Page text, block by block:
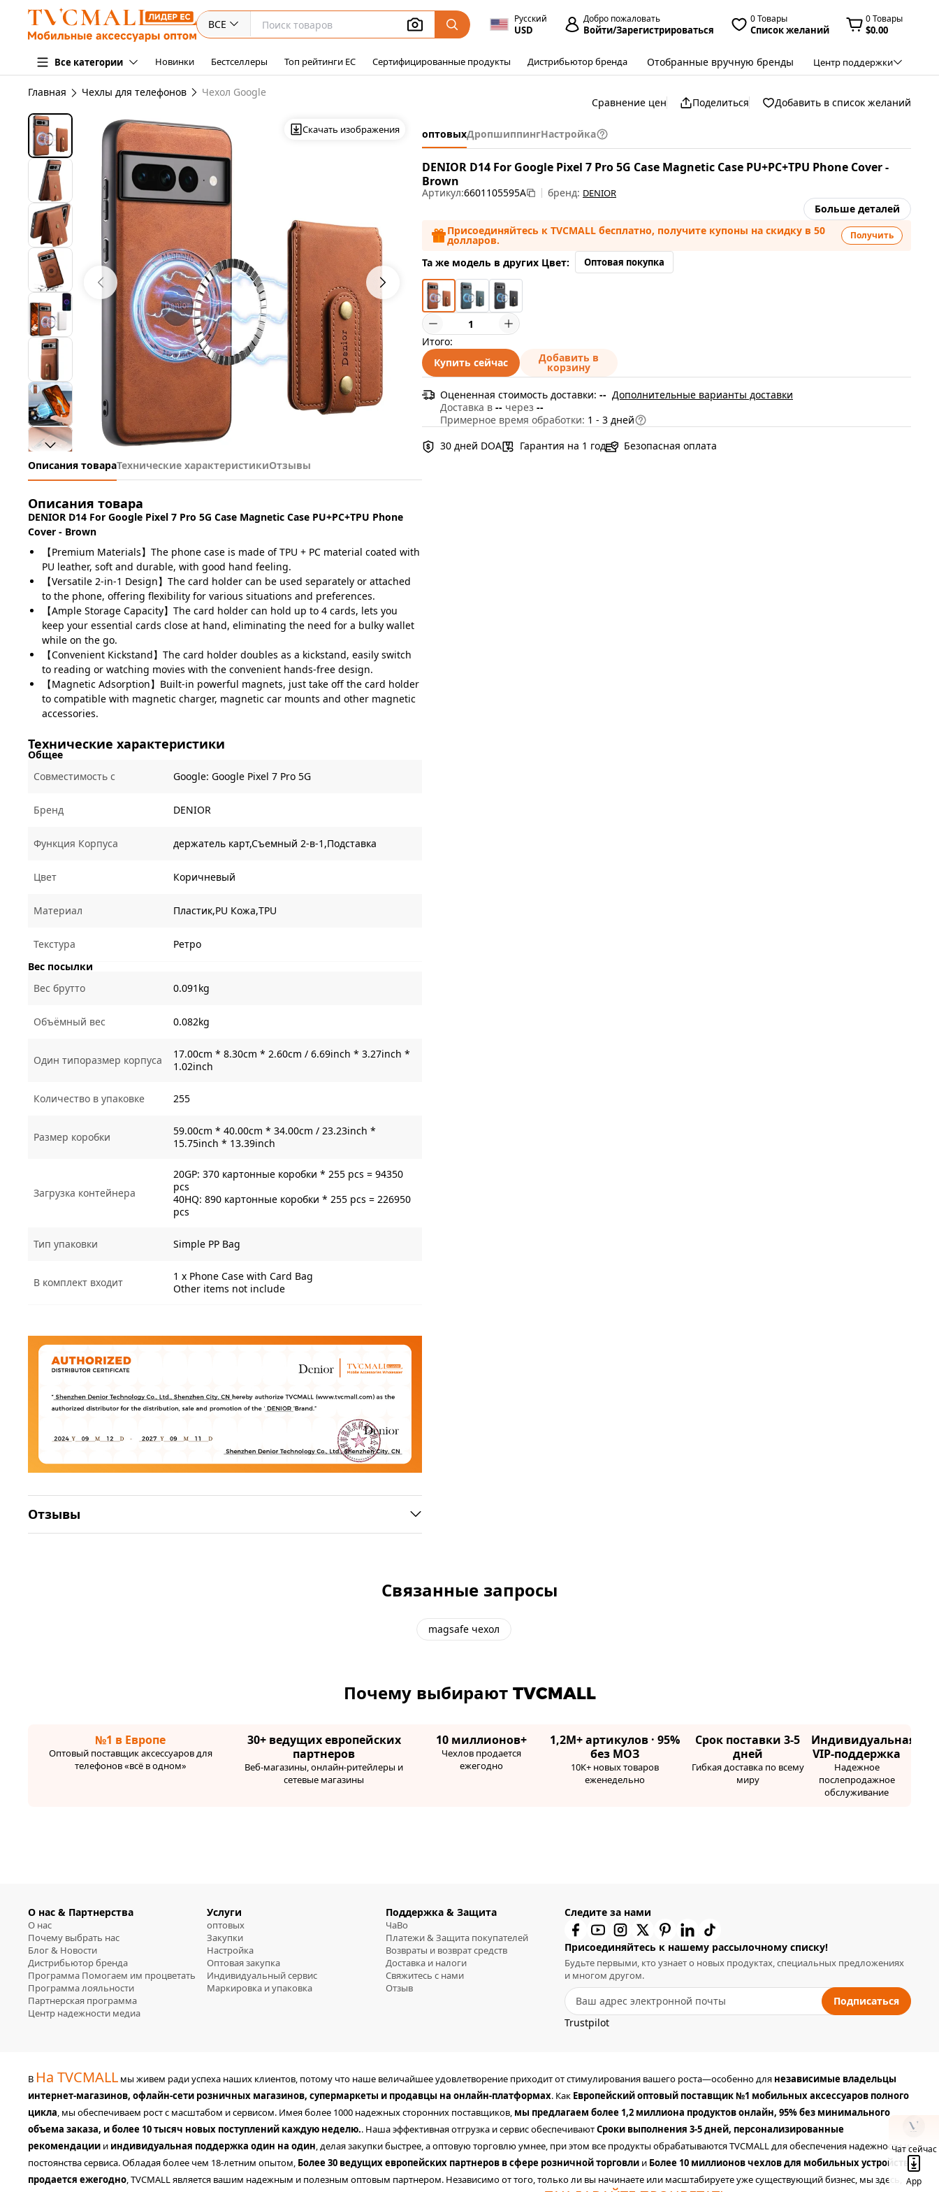
ВСЕ Русский
USD
Добро пожаловать
Войти/Зарегистрироваться
0 Товары
Список желаний
0 Товары
$0.00
Все категории Новинки Бестселлеры Топ рейтинги ЕС Сертифицированные продукты Дистрибьютор бренда Отобранные вручную бренды Центр поддержки
Главная Чехлы для телефонов Чехол Google
Скачать изображения
Описания товараТехнические характеристикиОтзывы
Описания товара
DENIOR D14 For Google Pixel 7 Pro 5G Case Magnetic Case PU+PC+TPU Phone
Cover - Brown
【Premium Materials】The phone case is made of TPU + PC material coated with
PU leather, soft and durable, with good hand feeling.
【Versatile 2-in-1 Design】The card holder can be used separately or attached
to the phone, offering flexibility for various situations and preferences.
【Ample Storage Capacity】The card holder can hold up to 4 cards, lets you
keep your essential cards close at hand, eliminating the need for a bulky wallet
while on the go.
【Convenient Kickstand】The card holder doubles as a kickstand, easily switch
to reading or watching movies with the convenient hands-free design.
【Magnetic Adsorption】Built-in powerful magnets, just take off the card holder
to compatible with magnetic charger, magnetic car mounts and other magnetic
accessories.
Технические характеристики
Общее
Совместимость с
Google: Google Pixel 7 Pro 5G
Бренд DENIOR
Функция Корпуса держатель карт,Съемный 2-в-1,Подставка
Цвет Коричневый
Материал Пластик,PU Кожа,TPU
Текстура
Ретро
Вес посылки
Вес брутто
0.091kg
Объёмный вес 0.082kg
Один типоразмер корпуса
17.00cm * 8.30cm * 2.60cm / 6.69inch * 3.27inch *
1.02inch
Количество в упаковке 255
Размер коробки
59.00cm * 40.00cm * 34.00cm / 23.23inch *
15.75inch * 13.39inch
Загрузка контейнера
20GP: 370 картонные коробки * 255 pcs = 94350
pcs
40HQ: 890 картонные коробки * 255 pcs = 226950
pcs
Тип упаковки Simple PP Bag
В комплект входит
1 x Phone Case with Card Bag
Other items not include
Отзывы
Сравнение цен Поделиться Добавить в список желаний
оптовыхДропшиппингНастройка
DENIOR D14 For Google Pixel 7 Pro 5G Case Magnetic Case PU+PC+TPU Phone Cover -
Brown
Артикул:6601105595A бренд: DENIOR
Больше деталей
Присоединяйтесь к TVCMALL бесплатно, получите купоны на скидку в 50
долларов. Получить
Та же модель в других Цвет: Оптовая покупка
Итого:
Купить сейчас
Добавить в
корзину
Оцененная стоимость доставки: -- Дополнительные варианты доставки
Доставка в -- через --
Примерное время обработки: 1 - 3 дней
30 дней DOA
Гарантия на 1 год Безопасная оплата
Связанные запросы
magsafe чехол
Почему выбирают TVCMALL
№1 в Европе
Оптовый поставщик аксессуаров для
телефонов «всё в одном»
30+ ведущих европейских
партнеров
Веб-магазины, онлайн-ритейлеры и
сетевые магазины
10 миллионов+
Чехлов продается
ежегодно
1,2М+ артикулов · 95%
без МОЗ
10К+ новых товаров
еженедельно
Срок поставки 3-5
дней
Гибкая доставка по всему
миру
Индивидуальная
VIP-поддержка
Надежное
послепродажное
обслуживание
Чат сейчас
App
О нас & Партнерства
О нас
Почему выбрать нас
Блог & Новости
Дистрибьютор бренда
Программа Помогаем им процветать
Программа лояльности
Партнерская программа
Центр надежности медиа
Услуги
оптовых
Закупки
Настройка
Оптовая закупка
Индивидуальный сервис
Маркировка и упаковка
Поддержка & Защита
ЧаВо
Платежи & Защита покупателей
Возвраты и возврат средств
Доставка и налоги
Свяжитесь с нами
Отзыв
Следите за нами
Присоединяйтесь к нашему рассылочному списку!
Будьте первыми, кто узнает о новых продуктах, специальных предложениях
и многом другом.
Подписаться
Trustpilot
В На TVCMALL мы живем ради успеха наших клиентов, потому что наше величайшее удовлетворение приходит от стимулирования вашего роста—особенно для независимые владельцы
интернет-магазинов, офлайн-сети розничных магазинов, супермаркеты и продавцы на онлайн-платформах. Как Европейский оптовый поставщик №1 мобильных аксессуаров полного
цикла, мы обеспечиваем рост с масштабом и сервисом. Имея более 1000 надежных сторонних поставщиков, мы предлагаем более 1,2 миллиона продуктов онлайн, 95% без минимального
объема заказа, и более 10 тысяч новых поступлений каждую неделю.. Наша эффективная отгрузка и сервис обеспечиваютСроки выполнения 3-5 дней, персонализированные
рекомендации и индивидуальная поддержка один на один, делая закупки быстрее, а оптовую торговлю умнее, при этом все продукты обрабатываются TVCMALL для обеспечения надежности и
постоянства сервиса. Обладая более чем 18-летним опытом, Более 30 ведущих европейских партнеров в сфере розничной торговли и Более 10 миллионов чехлов для мобильных устройств
продается ежегодно, TVCMALL является вашим надежным и полезным оптовым партнером. Независимо от того, только ли вы начинаете или масштабируете уже существующий бизнес, мы здесь,